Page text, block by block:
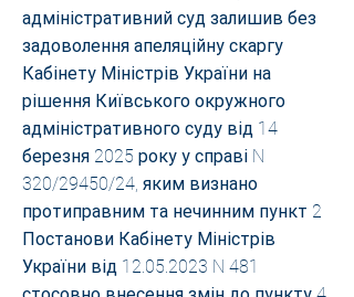
адміністративний суд залишив без
задоволення апеляційну скаргу
Кабінету Міністрів України на
рішення Київського окружного
адміністративного суду від 14
березня 2025 року у справі N
320/29450/24, яким визнано
протиправним та нечинним пункт 2
Постанови Кабінету Міністрів
України від 12.05.2023 N 481